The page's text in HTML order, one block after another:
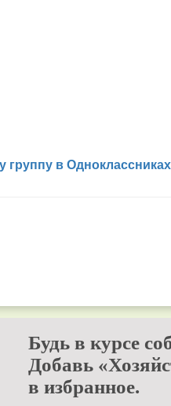
в Одноклассниках
Будь в курсе
Добавь
в избранное.